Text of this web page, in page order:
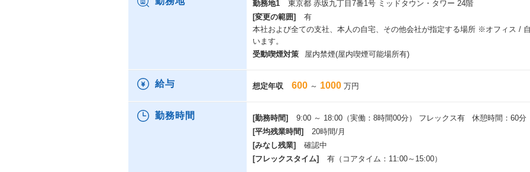
勤務地1
東京都 赤坂九丁目7番1号 ミッドタウン・タワー 24階
[変更の範囲]
有
本社および全ての支社、本人の自宅、その他会社が指定する場所 ※オフィス /
います。
受動喫煙対策
屋内禁煙(屋内喫煙可能場所有)
給与 想定年収 600 ～ 1000 万円
勤務時間 [勤務時間]
9:00 ～ 18:00（実働：8時間00分） フレックス有 休憩時間：60分
[平均残業時間]
20時間/月
[みなし残業]
確認中
[フレックスタイム]
有（コアタイム：11:00～15:00）